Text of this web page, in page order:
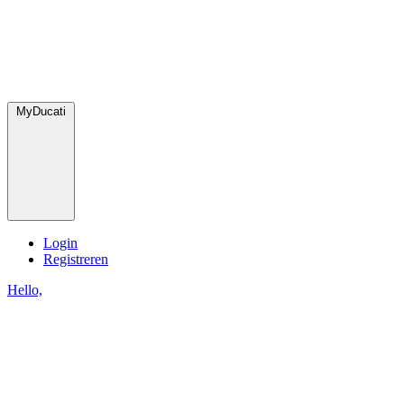
MyDucati
Login
Registreren
Hello,